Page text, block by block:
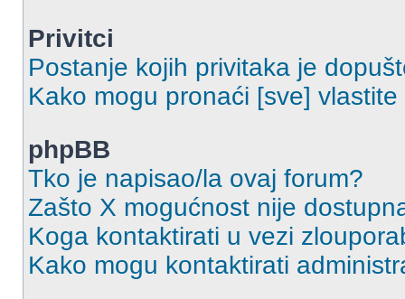
Privitci
Postanje kojih privitaka je
Kako mogu pronaći [sve] vlastite
phpBB
Tko je napisao/la ovaj forum?
Zašto X mogućnost nije
Koga kontaktirati u vezi
Kako mogu kontaktirati